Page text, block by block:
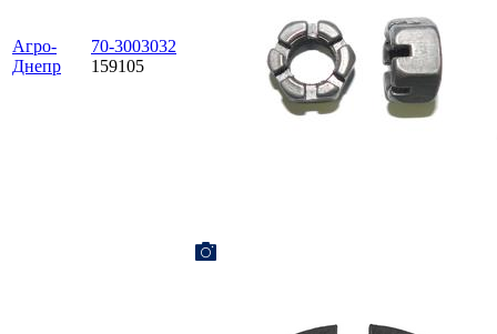
Агро-
Днепр
70-3003032
159105